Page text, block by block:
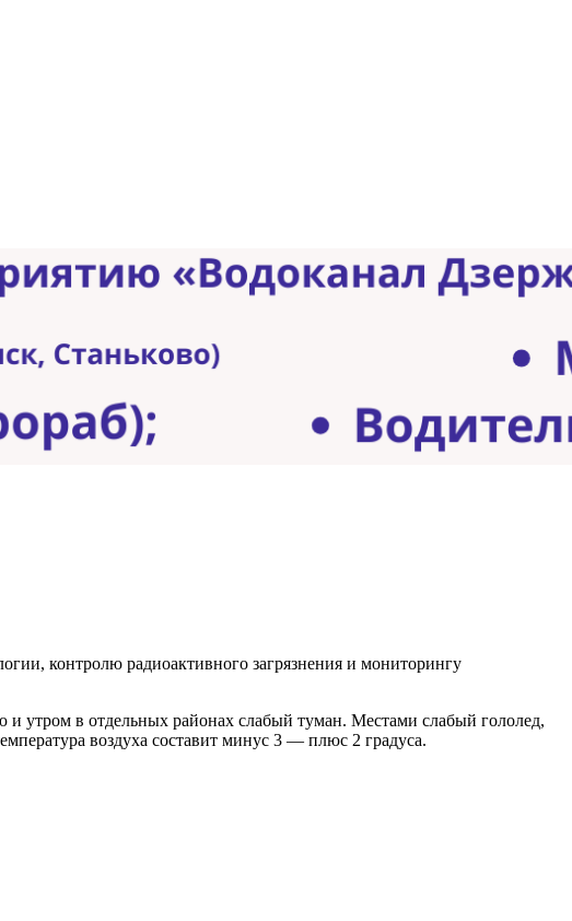
контролю радиоактивного загрязнения и мониторингу
и утром в отдельных районах слабый туман. Местами слабый гололед,
воздуха составит минус 3 — плюс 2 градуса.